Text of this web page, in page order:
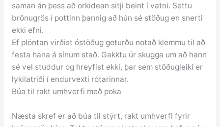
saman án þess að orkidean sitji beint í vatni. Settu
brönugrös í pottinn þannig að hún sé stöðug en snerti
ekki efni.
Ef plöntan virðist óstöðug geturðu notað klemmu til að
festa hana á sínum stað. Gakktu úr skugga um að hann
sé vel studdur og hreyfist ekki, þar sem stöðugleiki er
lykilatriði í endurvexti rótarinnar.
Búa til rakt umhverfi með poka
Næsta skref er að búa til stýrt, rakt umhverfi fyrir